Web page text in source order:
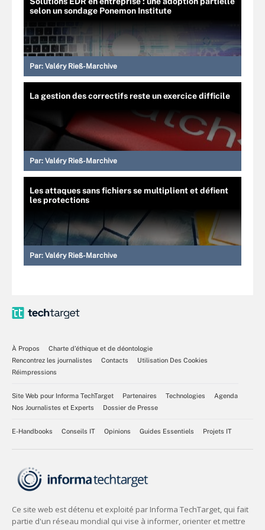
selon un sondage Ponemon Institute
Par: Valéry Rieß-Marchive
La gestion des correctifs reste un exercice difficile
Par: Valéry Rieß-Marchive
Les attaques sans fichiers se multiplient et défient
les protections
Par: Valéry Rieß-Marchive
À Propos
Charte d’éthique et de déontologie
Rencontrez les journalistes
Contacts
Utilisation Des Cookies
Réimpressions
Site Web pour Informa TechTarget Partenaires Technologies
Agenda
Nos Journalistes et Experts
Dossier de Presse
E-Handbooks Conseils IT Opinions Guides Essentiels Projets IT